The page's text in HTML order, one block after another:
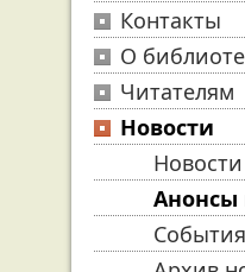
Контакты
О
Читателям
Новости
Анонсы